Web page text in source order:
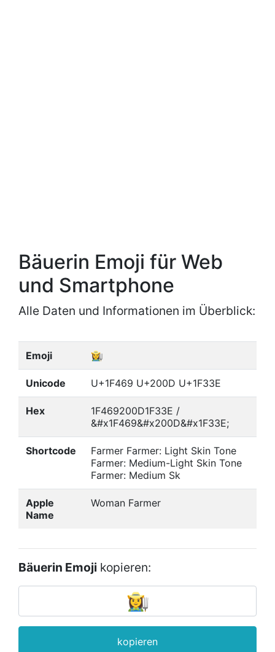
Bäuerin Emoji für Web
und Smartphone
Alle Daten und Informationen im Überblick:
Emoji 👩‍🌾
Unicode U+1F469 U+200D U+1F33E
Hex
1F469200D1F33E /
&#x1F469&#x200D&#x1F33E;
Shortcode
Farmer Farmer: Light Skin Tone
Farmer: Medium-Light Skin Tone
Farmer: Medium Sk
Apple
Name
Woman Farmer
Bäuerin Emoji kopieren:
kopieren